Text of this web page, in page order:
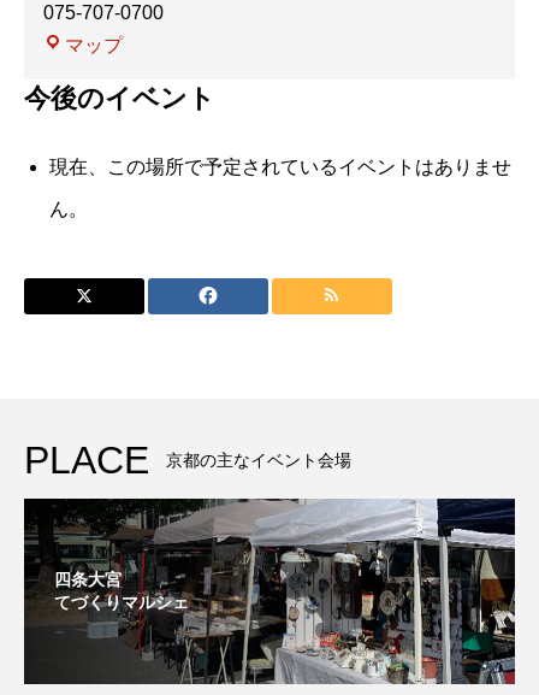
075-707-0700
マップ洛
阪
ス
ク
エ
ア
今後のイベント
現在、この場所で予定されているイベントはありませ
ん。
PLACE 京都の主なイベント会場
四条大宮
てづくりマルシェ